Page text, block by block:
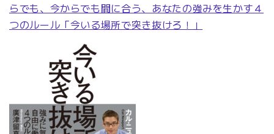
らでも、今からでも間に合う、あなたの強みを生かす４
つのルール「今いる場所で突き抜けろ！」